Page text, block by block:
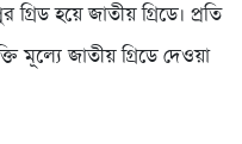
হয়ে জাতীয় গ্রিডে। প্রতি
মূল্যে জাতীয় গ্রিডে দেওয়া